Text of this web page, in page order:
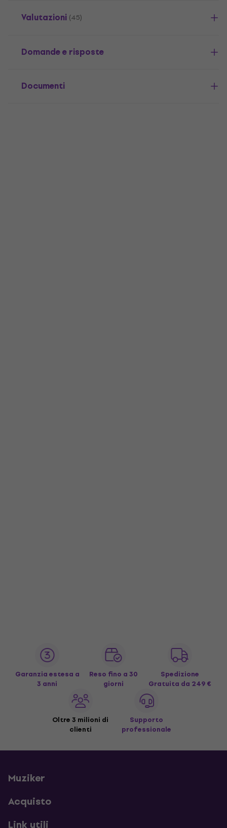
Valutazioni (45)
Domande e risposte
Documenti
Garanzia estesa a
3 anni
Reso fino a 30
giorni
Spedizione
Gratuita da 249 €
Oltre 3 milioni di
clienti
Supporto
professionale
Muziker
Acquisto